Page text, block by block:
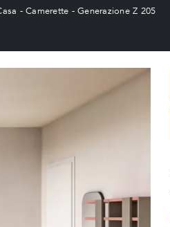
-Camerette -Generazione Z 205